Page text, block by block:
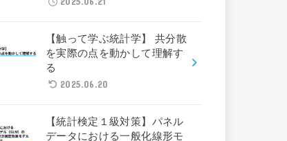
【触って学ぶ統計学】 共分散
を実際の点を動かして理解す
る
2025.06.20
【統計検定１級対策】パネル
データにおける一般化線形モ